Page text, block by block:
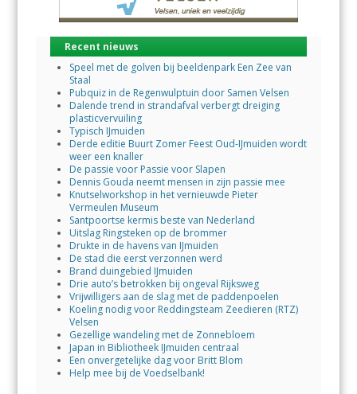
Recent nieuws
Speel met de golven bij beeldenpark Een Zee van
Staal
Pubquiz in de Regenwulptuin door Samen Velsen
Dalende trend in strandafval verbergt dreiging
plasticvervuiling
Typisch IJmuiden
Derde editie Buurt Zomer Feest Oud-IJmuiden wordt
weer een knaller
De passie voor Passie voor Slapen
Dennis Gouda neemt mensen in zijn passie mee
Knutselworkshop in het vernieuwde Pieter
Vermeulen Museum
Santpoortse kermis beste van Nederland
Uitslag Ringsteken op de brommer
Drukte in de havens van IJmuiden
De stad die eerst verzonnen werd
Brand duingebied IJmuiden
Drie auto’s betrokken bij ongeval Rijksweg
Vrijwilligers aan de slag met de paddenpoelen
Koeling nodig voor Reddingsteam Zeedieren (RTZ)
Velsen
Gezellige wandeling met de Zonnebloem
Japan in Bibliotheek IJmuiden centraal
Een onvergetelijke dag voor Britt Blom
Help mee bij de Voedselbank!